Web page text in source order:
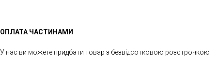
ОПЛАТА ЧАСТИНАМИ
У нас ви можете придбати товар з безвідсотковою розстрочкою